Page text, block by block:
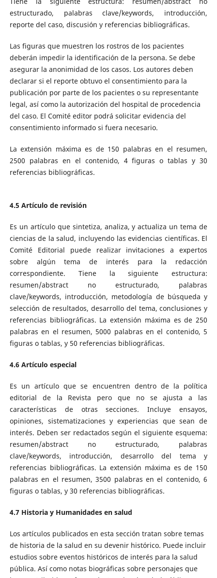
estructurado, palabras clave/keywords, introducción,
reporte del caso, discusión y referencias bibliográficas.
Las figuras que muestren los rostros de los pacientes
deberán impedir la identificación de la persona. Se debe
asegurar la anonimidad de los casos. Los autores deben
declarar si el reporte obtuvo el consentimiento para la
publicación por parte de los pacientes o su representante
legal, así como la autorización del hospital de procedencia
del caso. El Comité editor podrá solicitar evidencia del
consentimiento informado si fuera necesario.
La extensión máxima es de 150 palabras en el resumen,
2500 palabras en el contenido, 4 figuras o tablas y 30
referencias bibliográficas.
4.5 Artículo de revisión
Es un artículo que sintetiza, analiza, y actualiza un tema de
ciencias de la salud, incluyendo las evidencias científicas. El
Comité Editorial puede realizar invitaciones a expertos
sobre algún tema de interés para la redacción
correspondiente. Tiene la siguiente estructura:
resumen/abstract no estructurado, palabras
clave/keywords, introducción, metodología de búsqueda y
selección de resultados, desarrollo del tema, conclusiones y
referencias bibliográficas. La extensión máxima es de 250
palabras en el resumen, 5000 palabras en el contenido, 5
figuras o tablas, y 50 referencias bibliográficas.
4.6 Artículo especial
Es un artículo que se encuentren dentro de la política
editorial de la Revista pero que no se ajusta a las
características de otras secciones. Incluye ensayos,
opiniones, sistematizaciones y experiencias que sean de
interés. Deben ser redactados según el siguiente esquema:
resumen/abstract no estructurado, palabras
clave/keywords, introducción, desarrollo del tema y
referencias bibliográficas. La extensión máxima es de 150
palabras en el resumen, 3500 palabras en el contenido, 6
figuras o tablas, y 30 referencias bibliográficas.
4.7 Historia y Humanidades en salud
Los artículos publicados en esta sección tratan sobre temas
de historia de la salud en su devenir histórico. Puede incluir
estudios sobre eventos históricos de interés para la salud
pública. Así como notas biográficas sobre personajes que